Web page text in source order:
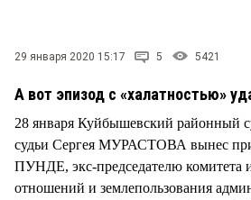
29 января 2020 15:17 5 5421
А вот эпизод с «халатностью»
28 января Куйбышевский районный
судьи Сергея МУРАСТОВА вынес
ПУНДЕ, экс-председателю комитета
отношений и землепользования